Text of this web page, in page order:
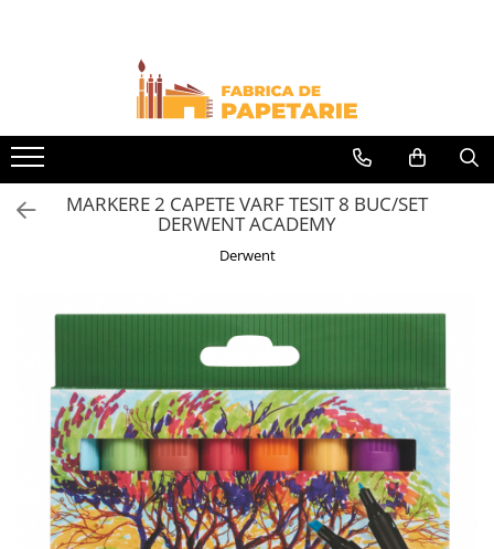
Toate Produsele
Hartie si articole din hartie
Hartie pentru copiator si cartoane
Hartie color pentru copiator
Papetarie personalizata
Bloc Notes-uri brosate
Bloc Notes-uri spiralizate
Etichete
Plicuri personalizate
Plicuri
Tipizate
Tipizate autocopiative
MARKERE 2 CAPETE VARF TESIT 8 BUC/SET
DERWENT ACADEMY
Derwent